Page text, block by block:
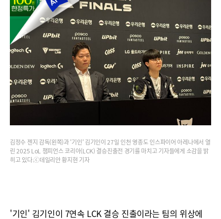
김정수 젠지 감독(왼쪽)과 '기인' 김기인이 27일 인천 영종도 인스파이어 아레나에서 열
린 2025 LoL 챔피언스 코리아(LCK) 결승진출전 경기를 마치고 기자들에게 소감을 밝
히고 있다.ⓒ데일리안 황지현 기자
'기인' 김기인이 7연속 LCK 결승 진출이라는 팀의 위상에